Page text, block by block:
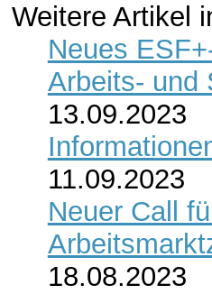
Weitere Artikel
Neues
Arbeits- und
13.09.2023
11.09.2023
Neuer Call
18.08.2023